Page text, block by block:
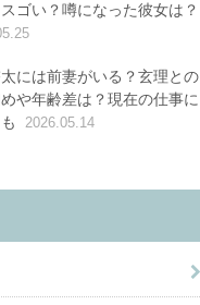
ゴい？噂になった彼女は？
には前妻がいる？玄理との
や年齢差は？現在の仕事に
2026.05.14